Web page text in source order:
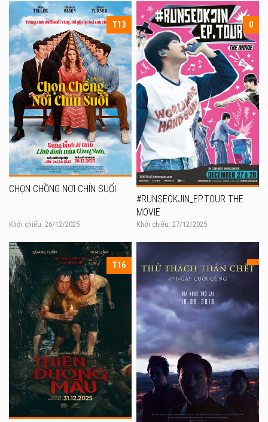
T13
CHỌN CHỒNG NƠI CHÍN SUỐI
Khởi chiếu: 26/12/2025
0
#RUNSEOKJIN_EP.TOUR THE
MOVIE
Khởi chiếu: 27/12/2025
T16